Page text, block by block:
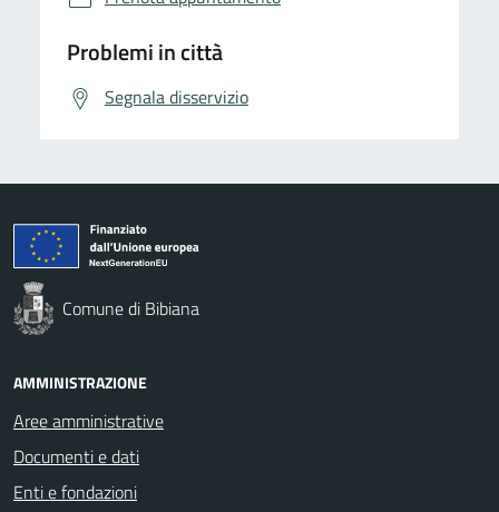
Problemi in città
Segnala disservizio
Comune di Bibiana
AMMINISTRAZIONE
Aree amministrative
Documenti e dati
Enti e fondazioni